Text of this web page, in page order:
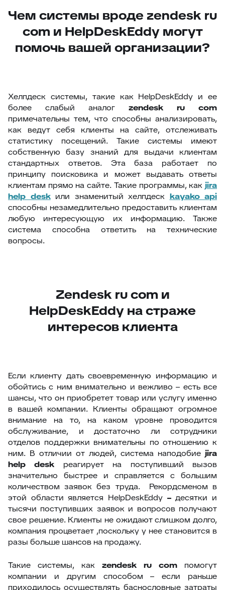
Чем системы вроде zendesk ru
com и HelpDeskEddy могут
помочь вашей организации?
Хелпдеск системы, такие как HelpDeskEddy и ее
более слабый аналог zendesk ru
com
примечательны тем, что способны анализировать,
как ведут себя клиенты на сайте, отслеживать
статистику посещений. Такие системы имеют
собственную базу знаний для выдачи клиентам
стандартных ответов. Эта база работает по
принципу поисковика и может выдавать ответы
клиентам прямо на сайте. Такие программы, как jira
help deskили знаменитый хелпдеск kayako api
способны незамедлительно предоставить клиентам
любую интересующую их информацию. Также
система способна ответить на технические
вопросы.
Zendesk ru com и
HelpDeskEddy на страже
интересов клиента
Если клиенту дать своевременную информацию и
обойтись с ним внимательно и вежливо – есть все
шансы, что он приобретет товар или услугу именно
в вашей компании. Клиенты обращают огромное
внимание на то, на каком уровне проводится
обслуживание, и достаточно ли сотрудники
отделов поддержки внимательны по отношению к
ним. В отличии от людей, система наподобие jira
help
desk реагирует на поступивший вызов
значительно быстрее и справляется с большим
количеством заявок без труда. Рекордсменом в
этой области является HelpDeskEddy –десятки и
тысячи поступивших заявок и вопросов получают
свое решение. Клиенты не ожидают слишком долго,
компания процветает ,поскольку у нее становится в
разы больше шансов на продажу.
Такие системы, как zendesk ru com помогут
компании и другим способом – если раньше
приходилось осуществлять баснословные затраты